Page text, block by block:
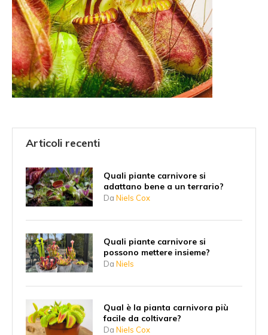
Articoli recenti
Quali piante carnivore si
adattano bene a un terrario?
Da Niels Cox
Quali piante carnivore si
possono mettere insieme?
Da Niels
Qual è la pianta carnivora più
facile da coltivare?
Da Niels Cox